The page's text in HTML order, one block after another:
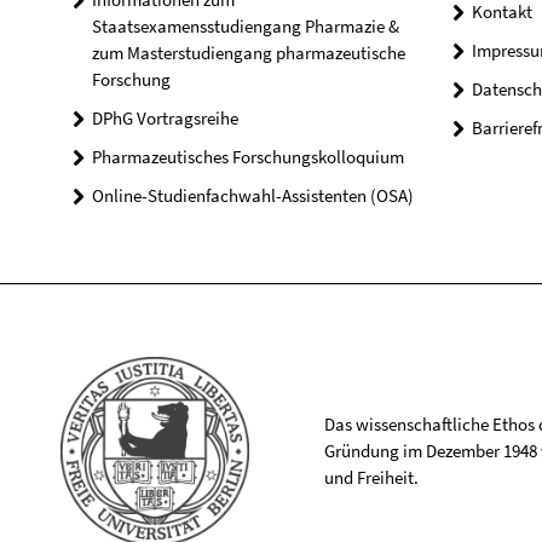
Staatsexamensstudiengang Pharmazie &
zum Masterstudiengang pharmazeutische
Forschung
DPhG Vortragsreihe
Pharmazeutisches Forschungskolloquium
Online-Studienfachwahl-Assistenten (OSA)
Kontakt
Das wissenschaftliche
Gründung im Dezember
und Freiheit.